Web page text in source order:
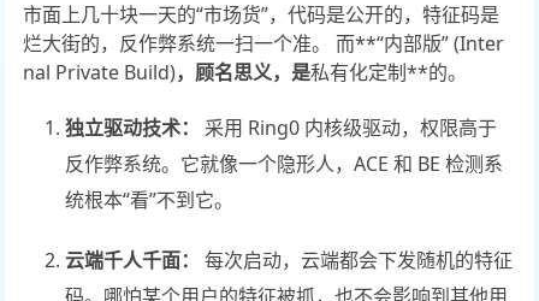
市面上几十块一天的“市场货”，代码是公开的，特征码是
烂大街的，反作弊系统一扫一个准。 而**“内部版” (Inter
nal Private Build)，顾名思义，是私有化定制**的。
独立驱动技术：
采用 Ring0 内核级驱动，权限高于
反作弊系统。它就像一个隐形人，ACE 和 BE 检测系
统根本“看”不到它。
云端千人千面：
每次启动，云端都会下发随机的特征